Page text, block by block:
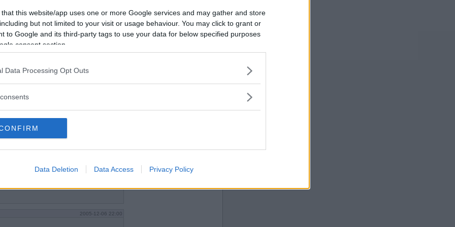
that this website/app uses one or more Google services and may gather and store
but not limited to your visit or usage behaviour. You may click to grant or
to Google and its third-party tags to use your data for below specified purposes
consent section.
Data Processing Opt Outs
Data Deletion Data Access Privacy Policy
2005-12-06 22:00
Vill du bli
medlem?